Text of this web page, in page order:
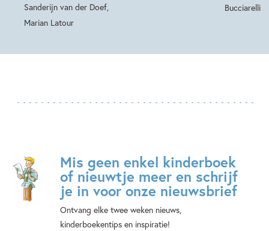
Sanderijn van der Doef,
Marian Latour
Bucciarelli
Mis geen enkel kinderboek
of nieuwtje meer en schrijf
je in voor onze nieuwsbrief
Ontvang elke twee weken nieuws,
kinderboekentips en inspiratie!